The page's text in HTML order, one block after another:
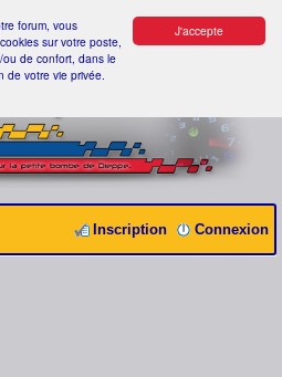
J'accepte
forum, vous
sur votre poste,
de confort, dans le
de votre vie privée.
Connexion
Inscription